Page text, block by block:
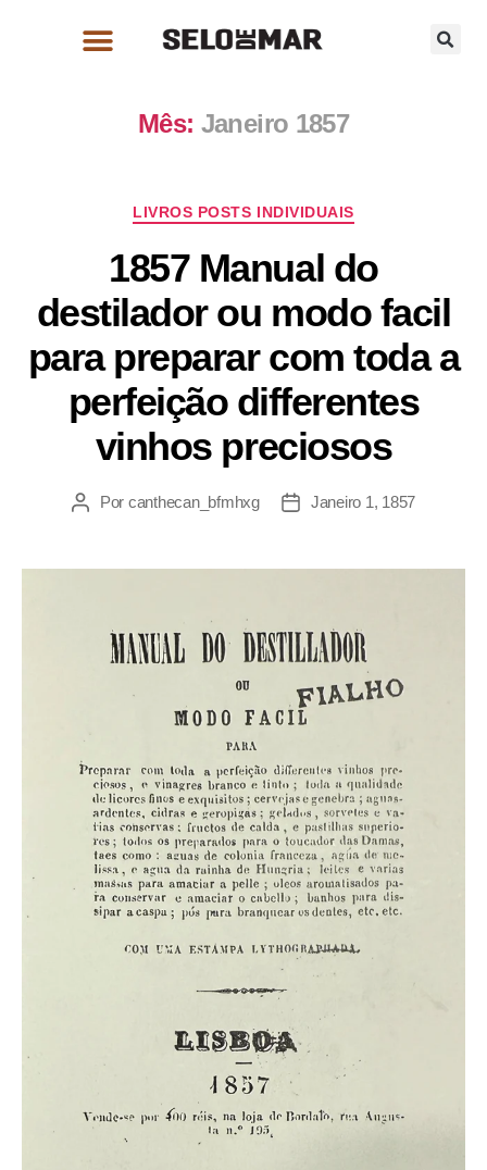
Mês: Janeiro 1857
LIVROS POSTS INDIVIDUAIS
1857 Manual do
destilador ou modo facil
para preparar com toda a
perfeição differentes
vinhos preciosos
Por canthecan_bfmhxg Janeiro 1, 1857